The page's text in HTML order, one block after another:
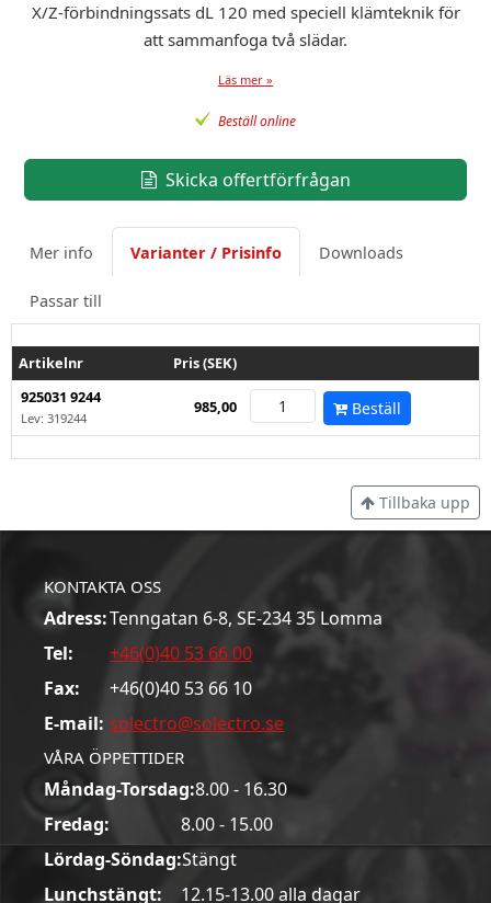
X/Z-förbindningssats dL 120 med speciell klämteknik för
att sammanfoga två slädar.
Läs mer »
Beställ online
Skicka offertförfrågan
Mer info Varianter / Prisinfo Downloads
Passar till
Artikelnr
Pris (SEK)
925031 9244
Lev: 319244
985,00 Beställ
Tillbaka upp
KONTAKTA OSS
Adress:Tenngatan 6-8, SE-234 35 Lomma
Tel:
+46(0)40 53 66 00
Fax:
+46(0)40 53 66 10
E-mail: solectro@solectro.se
VÅRA ÖPPETTIDER
Måndag-Torsdag:8.00 - 16.30
Fredag:
8.00 - 15.00
Lördag-Söndag:Stängt
Lunchstängt:
12.15-13.00 alla dagar